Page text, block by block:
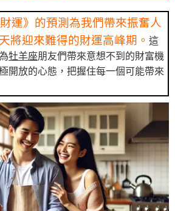
運》的預測為我們帶來振奮人
將迎來難得的財運高峰期。 這
牡羊座朋友們帶來意想不到的財富機
開放的心態，把握住每一個可能帶來